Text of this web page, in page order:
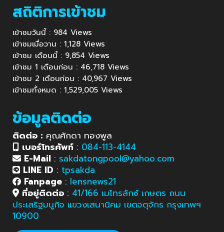
สถิติการเข้าชม
เข้าชมวันนี้ : 984 Views
เข้าชมเมื่อวาน : 1,128 Views
เข้าชม เดือนนี้ : 9,854 Views
เข้าชม 1 เดือนก่อน : 46,718 Views
เข้าชม 2 เดือนก่อน : 40,967 Views
เข้าชมทั้งหมด : 1,529,005 Views
ข้อมูลติดต่อ
ติดต่อ : คุณศักดา ทองพูล
เบอร์โทรศัพท์ : 084-113-4144
E-Mail : sakdatongpool@yahoo.com
LINE ID : tpsakda
Fanpage : lensnews21
ที่อยู่ติดต่อ : 41/166 เมโทรลักซ์ เกษตร ถนน
ประเสริฐมนูกิจ แขวงเสนานิคม เขตจตุจักร กรุงเทพฯ
10900